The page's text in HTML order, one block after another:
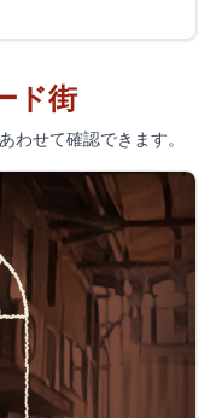
ド街
わせて確認できます。